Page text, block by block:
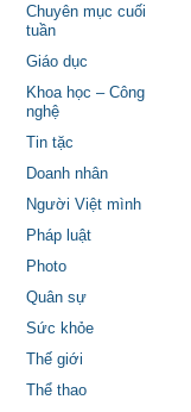
Chuyên mục cuối
tuần
Giáo dục
Khoa học – Công
nghệ
Tin tặc
Doanh nhân
Người Việt mình
Pháp luật
Photo
Quân sự
Sức khỏe
Thế giới
Thể thao